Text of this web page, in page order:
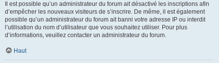
Il est possible qu’un administrateur du forum ait désactivé les inscriptions afin
d’empêcher les nouveaux visiteurs de s’inscrire. De même, il est également
possible qu’un administrateur du forum ait banni votre adresse IP ou interdit
l’utilisation du nom d’utilisateur que vous souhaitez utiliser. Pour plus
d’informations, veuillez contacter un administrateur du forum.
Haut